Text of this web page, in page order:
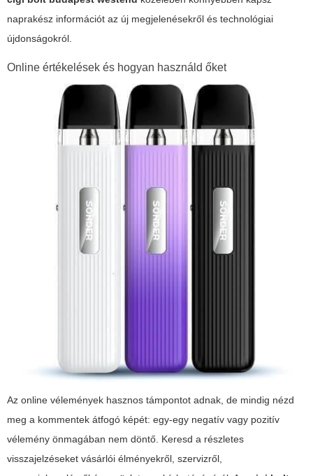
naprakész információt az új megjelenésekről és technológiai
újdonságokról.
Online értékelések és hogyan használd őket
Az online vélemények hasznos támpontot adnak, de mindig nézd
meg a kommentek átfogó képét: egy-egy negatív vagy pozitív
vélemény önmagában nem döntő. Keresd a részletes
visszajelzéseket vásárlói élményekről, szervizről,